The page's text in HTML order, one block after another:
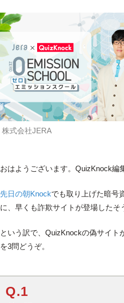
株式会社JERA
おはようございます。QuizKnock編
先日の朝Knockでも取り上げた暗号
に、早くも詐欺サイトが登場したそ
という訳で、QuizKnockの偽サイ
を3問どうぞ。
Q.1